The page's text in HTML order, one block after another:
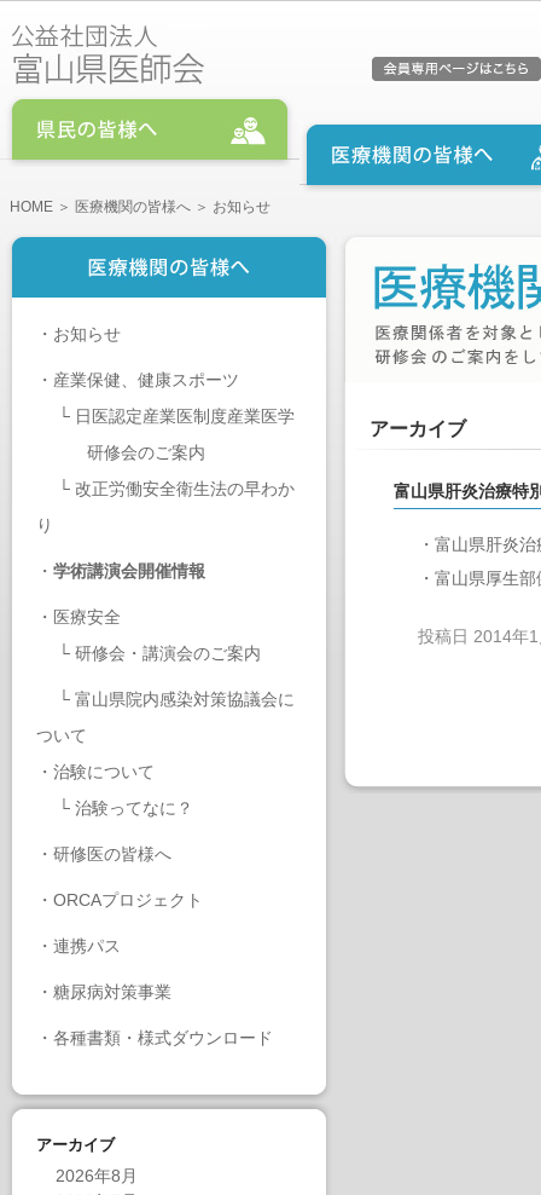
HOME ＞ 医療機関の皆様へ ＞ お知らせ
・ お知らせ
・ 産業保健、健康スポーツ
└ 日医認定産業医制度産業医学
研修会のご案内
└ 改正労働安全衛生法の早わか
り
・ 学術講演会開催情報
・ 医療安全
└ 研修会・講演会のご案内
└ 富山県院内感染対策協議会に
ついて
・ 治験について
└ 治験ってなに？
・ 研修医の皆様へ
・ ORCAプロジェクト
・ 連携パス
・ 糖尿病対策事業
・ 各種書類・様式ダウンロード
アーカイブ
2026年8月
アーカイブ
富山県肝炎治療特
・富山県肝炎
・富山県厚生
投稿日 2014年